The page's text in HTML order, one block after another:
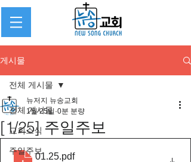
게시물
전체 게시물
교회소식
주일주보
전체 게시물
[1/25] 주일주보
뉴저지 뉴송교회
1월 25일 0분 분량
01.25.pdf